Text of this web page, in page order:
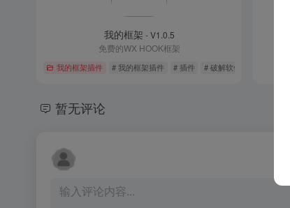
我的框架 - V1.0.5
免费的WX HOOK框架
我的框架插件 # 我的框架插件 # 插件 # 破解软件
暂无评论